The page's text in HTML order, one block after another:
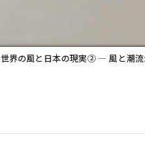
世界の風と日本の現実② ― 風と潮流